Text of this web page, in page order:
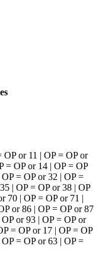
OPor 11 | OP = OPor
= OPor 14 | OP = OP
OP = OPor32 | OP =
35 | OP = OPor38 | OP
70 | OP = OPor 71 |
or86 | OP = OPor87
or93 | OP = OPor
= OPor 17 | OP = OP
OP = OPor63 | OP =